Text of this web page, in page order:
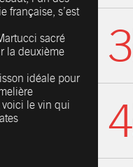
française, s’est
sacré
la deuxième
idéale pour
le vin qui